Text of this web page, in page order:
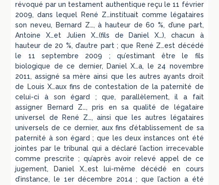
révoqué par un testament authentique reçu le 11 février
2009, dans lequel René Z…instituait comme légataires
son neveu, Bernard Z…, à hauteur de 60 %, d’une part,
Antoine X…et Julien X…(fils de Daniel X…), chacun à
hauteur de 20 %, d’autre part ; que René Z…est décédé
le 11 septembre 2009 ; qu’estimant être le fils
biologique de ce dernier, Daniel X…a, le 24 novembre
2011, assigné sa mère ainsi que les autres ayants droit
de Louis X…aux fins de contestation de la paternité de
celui-ci à son égard ; que, parallèlement, il a fait
assigner Bernard Z…, pris en sa qualité de légataire
universel de René Z…, ainsi que les autres légataires
universels de ce dernier, aux fins d’établissement de sa
paternité à son égard ; que les deux instances ont été
jointes par le tribunal qui a déclaré l’action irrecevable
comme prescrite ; qu’après avoir relevé appel de ce
jugement, Daniel X…est lui-même décédé en cours
d’instance, le 1er décembre 2014 ; que l’action a été